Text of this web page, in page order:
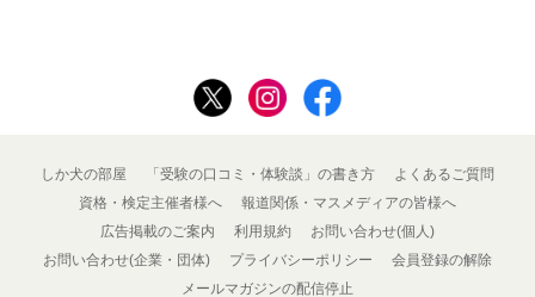
しか犬の部屋 「受験の口コミ・体験談」の書き方
よくあるご質問
資格・検定主催者様へ
報道関係・マスメディアの皆様へ
広告掲載のご案内
利用規約
お問い合わせ(個人)
お問い合わせ(企業・団体)
プライバシーポリシー
会員登録の解除
メールマガジンの配信停止